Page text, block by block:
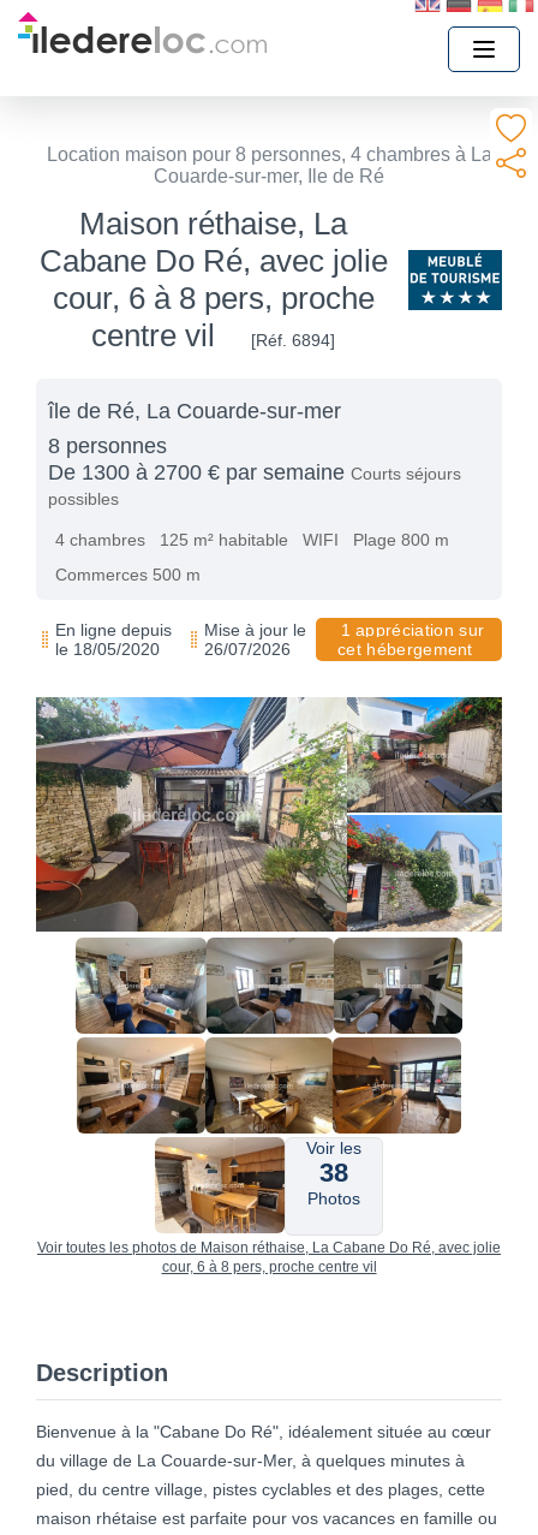
Location maison pour 8 personnes, 4 chambres à La
Couarde-sur-mer, Ile de Ré
Maison réthaise, La
Cabane Do Ré, avec jolie
cour, 6 à 8 pers, proche
centre vil
[Réf. 6894]
île de Ré, La Couarde-sur-mer
8 personnes
De 1300 à 2700 € par semaine Courts séjours
possibles
4 chambres 125 m² habitable WIFI
Plage 800 m
Commerces 500 m
En ligne depuis
le 18/05/2020
Mise à jour le
26/07/2026
1 appréciation sur
cet hébergement
Voir les
38
Photos
Voir toutes les photos de Maison réthaise, La Cabane Do Ré, avec jolie
cour, 6 à 8 pers, proche centre vil
Description
Bienvenue à la "Cabane Do Ré", idéalement située au cœur
du village de La Couarde-sur-Mer, à quelques minutes à
pied, du centre village, pistes cyclables et des plages, cette
maison rhétaise est parfaite pour vos vacances en famille ou